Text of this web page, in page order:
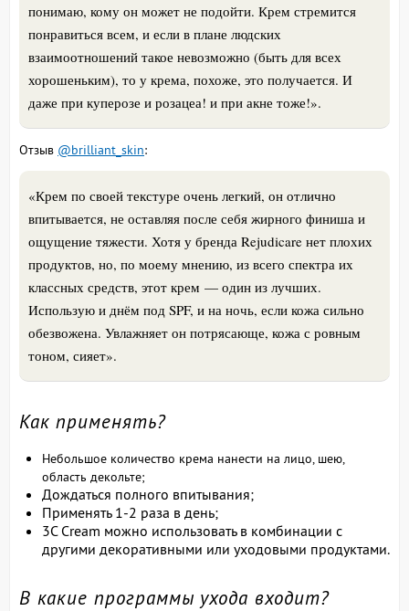
понимаю, кому он может не подойти. Крем стремится
понравиться всем, и если в плане людских
взаимоотношений такое невозможно (быть для всех
хорошеньким), то у крема, похоже, это получается. И
даже при куперозе и розацеа! и при акне тоже!».
Отзыв @brilliant_skin:
«Крем по своей текстуре очень легкий, он отлично
впитывается, не оставляя после себя жирного финиша и
ощущение тяжести. Хотя у бренда Rejudicare нет плохих
продуктов, но, по моему мнению, из всего спектра их
классных средств, этот крем — один из лучших.
Использую и днём под SPF, и на ночь, если кожа сильно
обезвожена. Увлажняет он потрясающе, кожа с ровным
тоном, сияет».
Как применять?
Небольшое количество крема нанести на лицо, шею,
область декольте;
Дождаться полного впитывания;
Применять 1-2 раза в день;
3C Cream можно использовать в комбинации с
другими декоративными или уходовыми продуктами.
В какие программы ухода входит?